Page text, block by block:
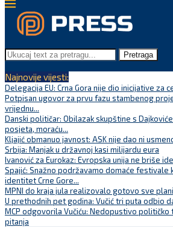
Pretraga
Najnovije vijesti:
Delegacija EU: Crna Gora nije dio inicijative za
Potpisan ugovor za prvu fazu stambenog
vrijednu...
Danski političar: Obilazak skupštine s
posjeta, moraću...
Kljajić obmanuo javnost: ASK nije dao ni
Srbija: Manjak u državnoj kasi milijardu eura
Ivanović za Eurokaz: Evropska unija ne briše
Spajić: Snažno podržavamo domaće festivale
identitet Crne Gore...
MPNI do kraja jula realizovalo gotovo sve
U prethodnih pet godina: Vučić tri puta odbio
MCP odgovorila Vučiću: Nedopustivo političko
pitanja